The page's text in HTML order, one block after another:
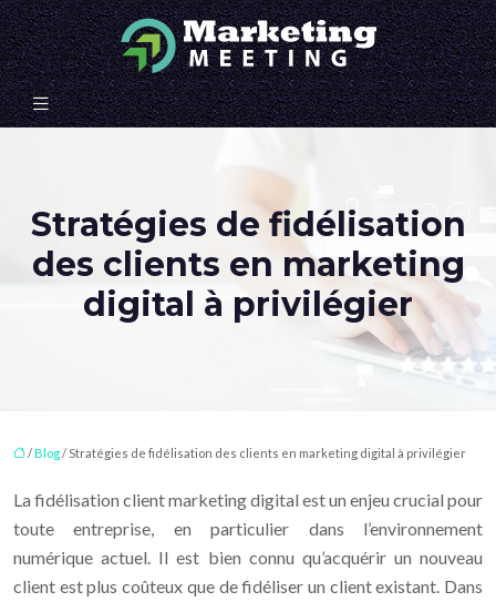
Stratégies de fidélisation
des clients en marketing
digital à privilégier
/Blog / Stratégies de fidélisation des clients en marketing digital à privilégier
La fidélisation client marketing digital est un enjeu crucial pour
toute entreprise, en particulier dans l’environnement
numérique actuel. Il est bien connu qu’acquérir un nouveau
client est plus coûteux que de fidéliser un client existant. Dans